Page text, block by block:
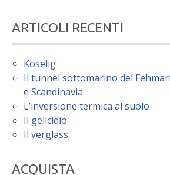
ARTICOLI RECENTI
Koselig
Il tunnel sottomarino del
e Scandinavia
L’inversione termica al suolo
Il gelicidio
Il verglass
ACQUISTA